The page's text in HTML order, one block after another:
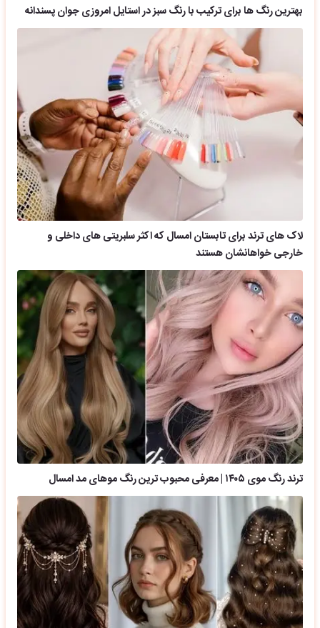
بهترین رنگ ها برای ترکیب با رنگ سبز در استایل امروزی جوان پسندانه
لاک های ترند برای تابستان امسال که اکثر سلبریتی های داخلی و
خارجی خواهانشان هستند
ترند رنگ موی ۱۴۰۵ | معرفی محبوب ترین رنگ موهای مد امسال